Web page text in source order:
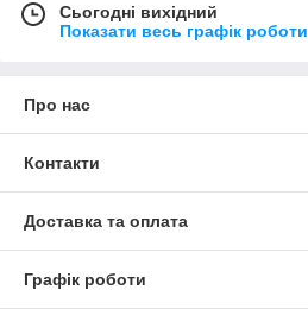
Сьогодні вихідний
Показати весь графік роботи
Про нас
Контакти
Доставка та оплата
Графік роботи